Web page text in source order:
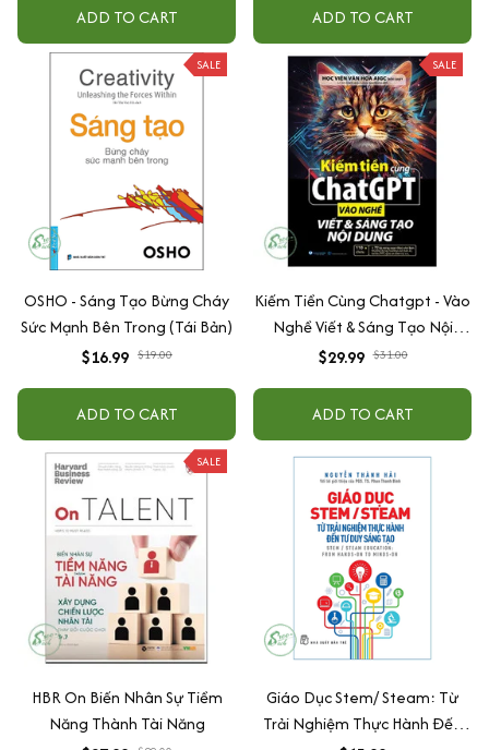
ADD TO CART ADD TO CART
SALE
OSHO - Sáng Tạo Bừng Cháy
Sức Mạnh Bên Trong (Tái Bản)
$16.99 $19.00
ADD TO CART
SALE
Kiếm Tiền Cùng Chatgpt - Vào
Nghề Viết & Sáng Tạo Nội
Dung
$29.99 $31.00
ADD TO CART
SALE
HBR On Biến Nhân Sự Tiềm
Năng Thành Tài Năng
Giáo Dục Stem/ Steam: Từ
Trải Nghiệm Thực Hành Đến